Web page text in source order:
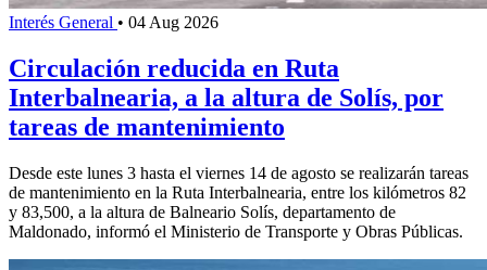
Interés General • 04 Aug 2026
Circulación reducida en Ruta
Interbalnearia, a la altura de Solís, por
tareas de mantenimiento
Desde este lunes 3 hasta el viernes 14 de agosto se realizarán tareas
de mantenimiento en la Ruta Interbalnearia, entre los kilómetros 82
y 83,500, a la altura de Balneario Solís, departamento de
Maldonado, informó el Ministerio de Transporte y Obras Públicas.